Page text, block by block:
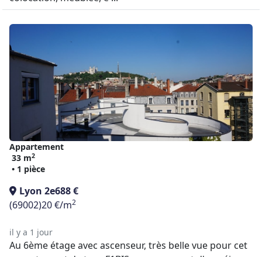
Appartement
33 m2
• 1 pièce
Lyon 2e688 €
(69002)20 €/m2
il y a 1 jour
Au 6ème étage avec ascenseur, très belle vue pour cet